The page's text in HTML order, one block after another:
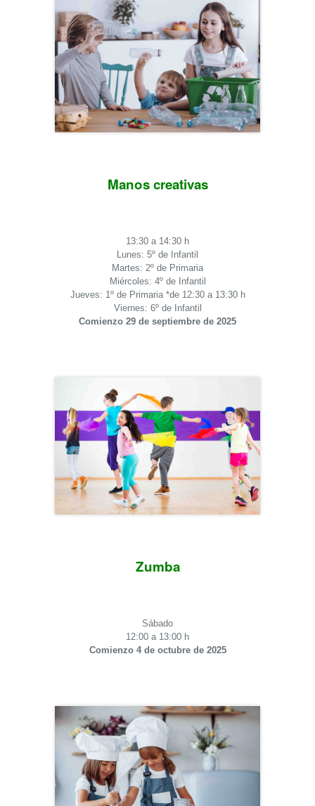
Manos creativas
13:30 a 14:30 h
Lunes: 5º de Infantil
Martes: 2º de Primaria
Miércoles: 4º de Infantil
Jueves: 1º de Primaria *de 12:30 a 13:30 h
Viernes: 6º de Infantil
Comienzo 29 de septiembre de 2025
Zumba
Sábado
12:00 a 13:00 h
Comienzo 4 de octubre de 2025